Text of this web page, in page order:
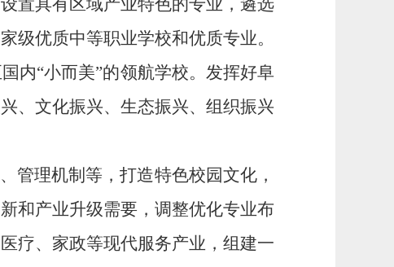
置具有区域产业特色的专业，遴选
级优质中等职业学校和优质专业。
内“小而美”的领航学校。 发挥好阜
、文化振兴、生态振兴、组织振兴
、 管理机制等 ，打造特色校园文化 ，
和产业升级需要，调整优化专业布
疗、家政等现代服务产业 ， 组建一